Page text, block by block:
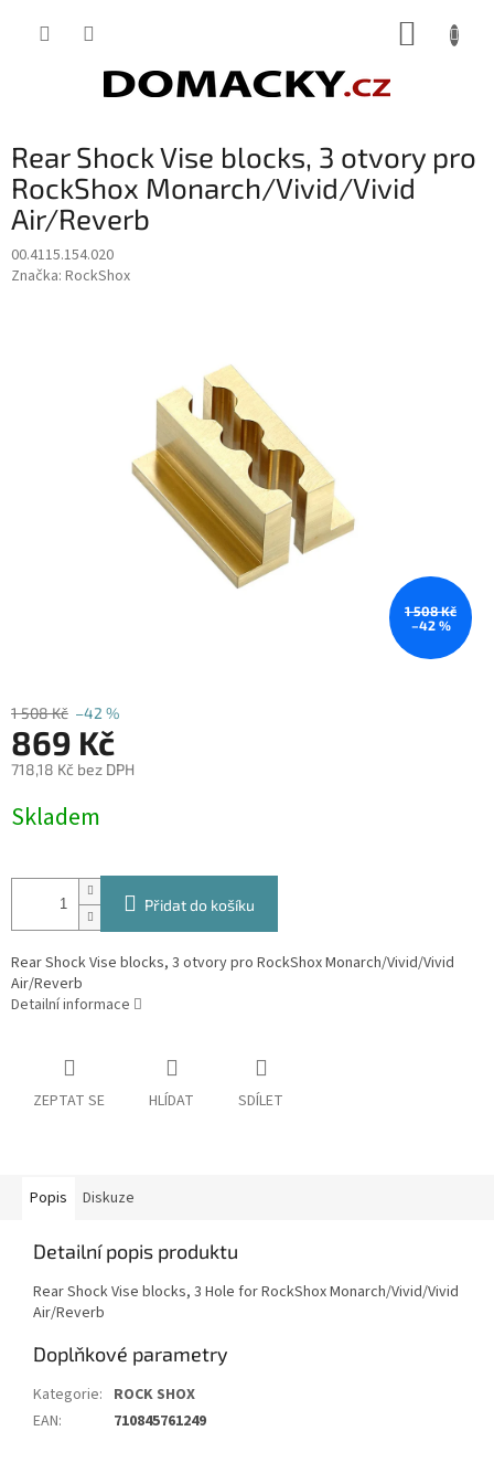
Rear Shock Vise blocks, 3 otvory pro
RockShox Monarch/Vivid/Vivid
Air/Reverb
00.4115.154.020
Značka: RockShox
1 508 Kč
–42 %
1 508 Kč –42 %
869 Kč
718,18 Kč bez DPH
cena:
Skladem
Přidat do košíku
Rear Shock Vise blocks, 3 otvory pro RockShox Monarch/Vivid/Vivid
Air/Reverb
Detailní informace
ZEPTAT SE HLÍDAT SDÍLET
Popis Diskuze
Detailní popis produktu
Rear Shock Vise blocks, 3 Hole for RockShox Monarch/Vivid/Vivid
Air/Reverb
Doplňkové parametry
Kategorie: ROCK SHOX
EAN: 710845761249